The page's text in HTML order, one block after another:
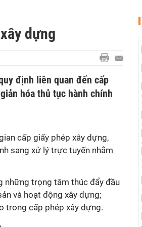
dựng
định liên quan đến cấp
hóa thủ tục hành chính
cấp giấy phép xây dựng,
sang xử lý trực tuyến nhằm
những trọng tâm thúc đẩy đầu
và hoạt động xây dựng;
trong cấp phép xây dựng.